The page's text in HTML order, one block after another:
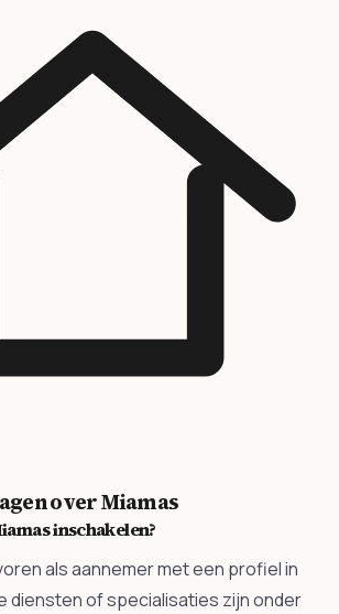
over Miamas
inschakelen?
als aannemer met een profiel in
diensten of specialisaties zijn onder